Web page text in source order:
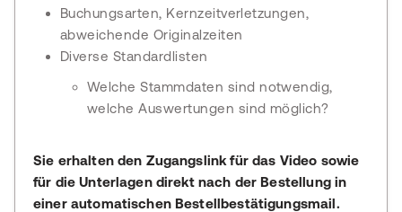
Buchungsarten, Kernzeitverletzungen,
abweichende Originalzeiten
Diverse Standardlisten
Welche Stammdaten sind notwendig,
welche Auswertungen sind möglich?
Sie erhalten den Zugangslink für das Video sowie
für die Unterlagen direkt nach der Bestellung in
einer automatischen Bestellbestätigungsmail.